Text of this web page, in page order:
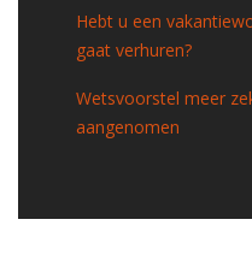
Hebt u een
gaat verhuren?
Wetsvoorstel meer
aangenomen